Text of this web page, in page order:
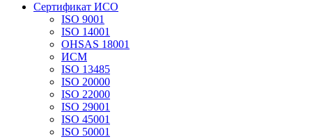
Сертификат ИСО
ISO 9001
ISO 14001
OHSAS 18001
ИСМ
ISO 13485
ISO 20000
ISO 22000
ISO 29001
ISO 45001
ISO 50001